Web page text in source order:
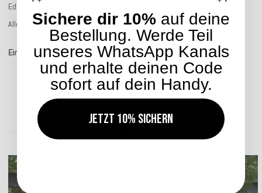
Edith W.
Alles perfekt
Einträge insgesamt: 6
Sichere dir 10% auf deine
Bestellung. Werde Teil
unseres WhatsApp Kanals
und erhalte deinen Code
sofort auf dein Handy.
Jetzt 10% sichern